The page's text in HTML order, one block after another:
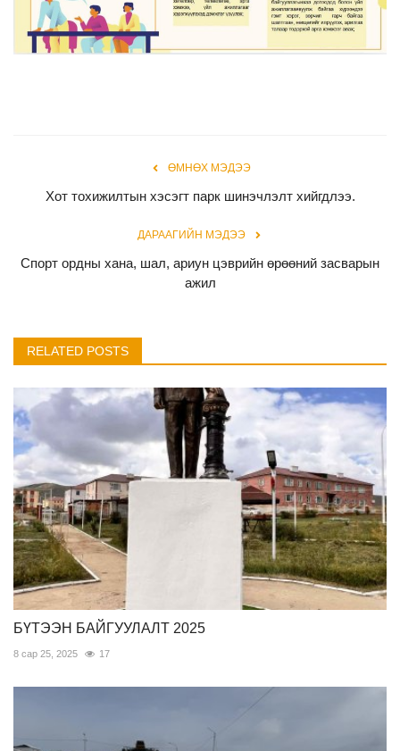
Хууль тогтоомж
ӨМНӨХ МЭДЭЭ
Хот тохижилтын хэсэгт парк шинэчлэлт хийгдлээ.
ДАРААГИЙН МЭДЭЭ
Спорт ордны хана, шал, ариун цэврийн өрөөний засварын
ажил
RELATED POSTS
БҮТЭЭН БАЙГУУЛАЛТ 2025
8 сар 25, 2025 17